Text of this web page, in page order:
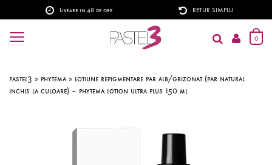
Livrare in 48 de ore RETUR SIMPLU
0
pastel3 » phytema » lotiune repigmentare par alb/grizonat (par natural
inchis la culoare) – phytema lotion ultra plus 150 ml